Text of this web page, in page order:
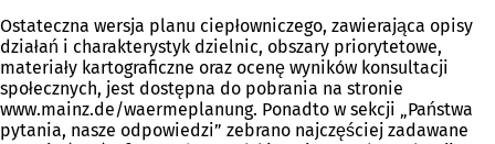
Ostateczna wersja planu ciepłowniczego, zawierająca opisy
działań i charakterystyk dzielnic, obszary priorytetowe,
materiały kartograficzne oraz ocenę wyników konsultacji
społecznych, jest dostępna do pobrania na stronie
www.mainz.de/waermeplanung. Ponadto w sekcji „Państwa
pytania, nasze odpowiedzi” zebrano najczęściej zadawane